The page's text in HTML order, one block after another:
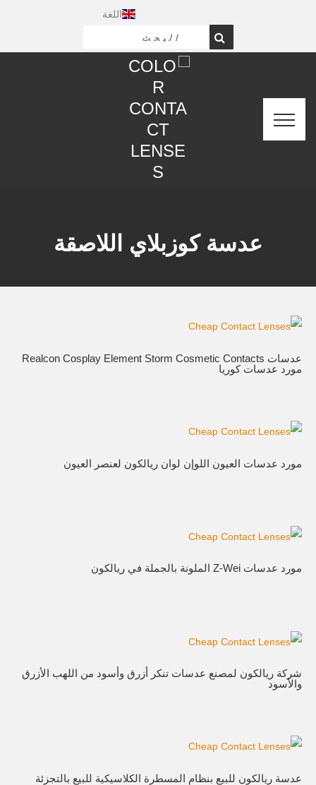
اللغة
عدسة كوزبلاي اللاصقة
عدسات Realcon Cosplay Element Storm Cosmetic Contacts
مورد عدسات كوريا
مورد عدسات العيون اللوإن لوان ريالكون لعنصر العيون
مورد عدسات Z-Wei الملونة بالجملة في ريالكون
شركة ريالكون لمصنع عدسات تنكر أزرق وأسود من اللهب الأزرق
والأسود
عدسة ريالكون للبيع بنظام المسطرة الكلاسيكية للبيع بالتجزئة